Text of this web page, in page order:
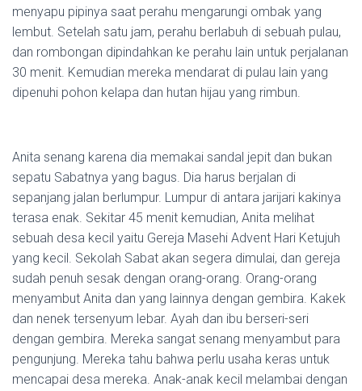
menyapu pipinya saat perahu mengarungi ombak yang
lembut. Setelah satu jam, perahu berlabuh di sebuah pulau,
dan rombongan dipindahkan ke perahu lain untuk perjalanan
30 menit. Kemudian mereka mendarat di pulau lain yang
dipenuhi pohon kelapa dan hutan hijau yang rimbun.
Anita senang karena dia memakai sandal jepit dan bukan
sepatu Sabatnya yang bagus. Dia harus berjalan di
sepanjang jalan berlumpur. Lumpur di antara jarijari kakinya
terasa enak. Sekitar 45 menit kemudian, Anita melihat
sebuah desa kecil yaitu Gereja Masehi Advent Hari Ketujuh
yang kecil. Sekolah Sabat akan segera dimulai, dan gereja
sudah penuh sesak dengan orang-orang. Orang-orang
menyambut Anita dan yang lainnya dengan gembira. Kakek
dan nenek tersenyum lebar. Ayah dan ibu berseri-seri
dengan gembira. Mereka sangat senang menyambut para
pengunjung. Mereka tahu bahwa perlu usaha keras untuk
mencapai desa mereka. Anak-anak kecil melambai dengan